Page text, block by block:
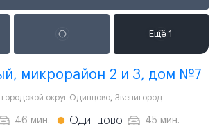
микрорайон 2 и 3, дом №7
городской округ Одинцово, Звенигород
46 мин. Одинцово 45 мин.